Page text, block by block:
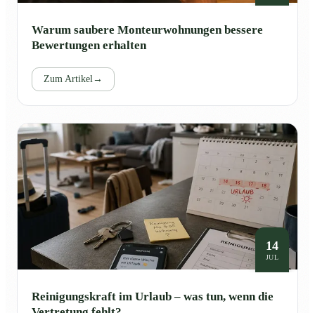
Warum saubere Monteurwohnungen bessere
Bewertungen erhalten
Zum Artikel→
14
JUL
Reinigungskraft im Urlaub – was tun, wenn die